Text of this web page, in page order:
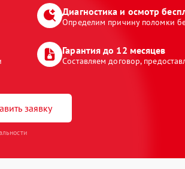
Диагностика и осмотр
Определим причину поломки
Гарантия до 12 месяцев
Составляем договор,
заявку